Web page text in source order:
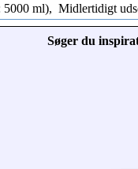
ml), Midlertidigt
Søger du